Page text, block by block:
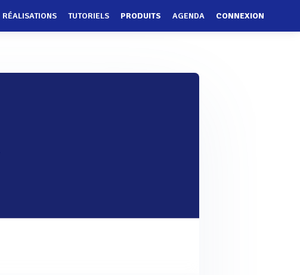
RÉALISATIONS TUTORIELS PRODUITS AGENDA CONNEXION